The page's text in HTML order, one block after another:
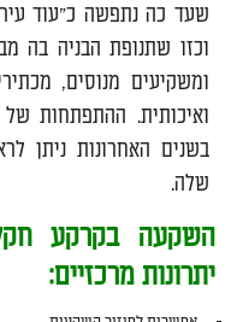
שעד כה נתפשה כ"עוד
וכזו שתנופת הבניה בה
ומשקיעים מנוסים,
ואיכותית. ההתפתחות
בשנים האחרונות ניתן
שלה.
השקעה בקרקע
יתרונות מרכזיים: